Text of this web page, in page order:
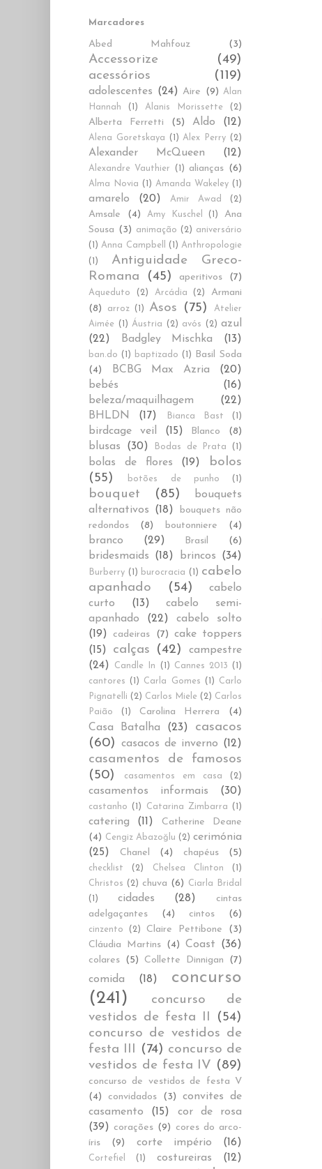
Marcadores
Abed Mahfouz (3)
Accessorize
(49)
acessórios
(119)
adolescentes (24) Aire (9) Alan
Hannah
(1) Alanis Morissette (2)
Alberta Ferretti (5) Aldo (12)
Alena Goretskaya (1) Alex Perry (2)
Alexander McQueen (12)
Alexandre Vauthier (1) alianças (6)
Alma Novia (1) Amanda Wakeley (1)
amarelo (20) Amir Awad (2)
Amsale (4) Amy Kuschel (1)
Ana
Sousa (3) animação (2) aniversário
(1) Anna Campbell (1) Anthropologie
(1)
Antiguidade Greco-
Romana
(45) aperitivos (7)
Aqueduto (2) Arcádia (2)
Armani
(8)
arroz (1) Asos (75)
Atelier
Aimée
(1) Áustria (2) avós (2) azul
(22)
Badgley Mischka (13)
ban.do (1) baptizado (1)
Basil Soda
(4)
BCBG Max Azria
(20)
bebés
(16)
beleza/maquilhagem
(22)
BHLDN
(17) Bianca Bast (1)
birdcage veil (15) Blanco (8)
blusas (30) Bodas de Prata (1)
bolas de flores (19)
bolos
(55)
botões de punho (1)
bouquet (85)
bouquets
alternativos
(18)
bouquets não
redondos
(8) boutonniere (4)
branco (29) Brasil (6)
bridesmaids (18) brincos (34)
Burberry (1) burocracia (1) cabelo
apanhado
(54)
cabelo
curto
(13)
cabelo semi-
apanhado
(22)
cabelo solto
(19)
cadeiras (7) cake toppers
(15)
calças (42)
campestre
(24)
Candle In (1) Cannes 2013
(1)
cantores
(1) Carla Gomes (1)
Carlo
Pignatelli (2) Carlos Miele (2) Carlos
Paião
(1) Carolina Herrera (4)
Casa Batalha (23)
casacos
(60)
casacos de inverno (12)
casamentos de famosos
(50)
casamentos em casa (2)
casamentos informais (30)
castanho (1) Catarina Zimbarra (1)
catering (11)
Catherine Deane
(4) Cengiz Abazoğlu (2) cerimónia
(25)
Chanel (4) chapéus (5)
checklist (2) Chelsea Clinton
(1)
Christos (2) chuva (6)
Ciarla Bridal
(1)
cidades (28)
cintas
adelgaçantes
(4) cintos (6)
cinzento (2) Claire Pettibone
(3)
Cláudia Martins (4) Coast (36)
colares (5) Collette Dinnigan (7)
comida (18)
concurso
(241)
concurso de
vestidos de festa II
(54)
concurso de vestidos de
festa III
(74) concurso de
vestidos de festa IV (89)
concurso de vestidos de festa V
(4)
convidados (3)
convites de
casamento
(15)
cor de rosa
(39) corações (9) cores do arco-
íris
(9) corte império (16)
Cortefiel (1) costureiras (12)